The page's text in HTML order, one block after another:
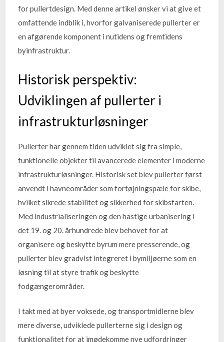
for pullertdesign. Med denne artikel ønsker vi at give et
omfattende indblik i, hvorfor galvaniserede pullerter er
en afgørende komponent i nutidens og fremtidens
byinfrastruktur.
Historisk perspektiv:
Udviklingen af pullerter i
infrastrukturløsninger
Pullerter har gennem tiden udviklet sig fra simple,
funktionelle objekter til avancerede elementer i moderne
infrastrukturløsninger. Historisk set blev pullerter først
anvendt i havneområder som fortøjningspæle for skibe,
hvilket sikrede stabilitet og sikkerhed for skibsfarten.
Med industrialiseringen og den hastige urbanisering i
det 19. og 20. århundrede blev behovet for at
organisere og beskytte byrum mere presserende, og
pullerter blev gradvist integreret i bymiljøerne som en
løsning til at styre trafik og beskytte
fodgængerområder.
I takt med at byer voksede, og transportmidlerne blev
mere diverse, udviklede pullerterne sig i design og
funktionalitet for at imødekomme nye udfordringer